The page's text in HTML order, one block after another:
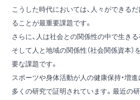
こうした時代においては、人々ができる
ることが最重要課題です。
さらに、人は社会との関係性の中で生きる
そして人と地域の関係性（社会関係資本）
要な課題です。
スポーツや身体活動が人の健康保持・増
多くの研究で証明されています。最近の